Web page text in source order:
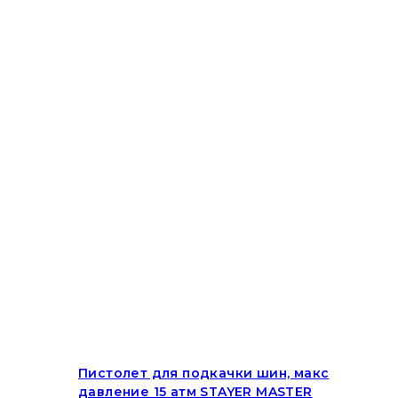
Пистолет для подкачки шин, макс
давление 15 атм STAYER MASTER